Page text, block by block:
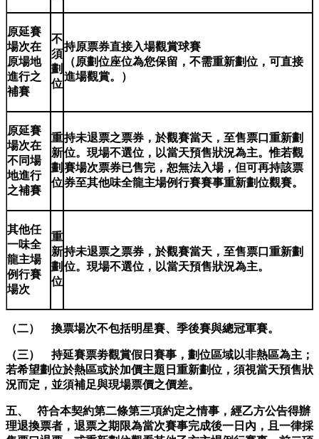
原延賽
場次在
原場地
進行之
補賽
不
須
劃
位
持原票券直接入場觀賞球賽
（原劃位座位為您保留，不需重新劃位，可直接
進場觀賞。）
原延賽
場次在
不同場
地進行
之補賽
重
新
劃
位
持未退票之票券，於觀賽當天，至售票口重新劃
位。現場不選位，以當天預售狀況為主。惟若觀
賽場次票券已售完，恕無法入場，但可再持該票
券至其他味全龍主場例行賽賽事重新劃位觀賽。
其他任
一味全
龍主場
例行賽
場次
重
新
劃
位
持未退票之票券，於觀賽當天，至售票口重新劃
位。現場不選位，以當天預售狀況為主。
（二） 換票場次不包括明星賽、季後賽與總冠軍賽。
（三） 持延賽票劵觀賞假日賽事，劃位區域以非熱區為主；
若希望劃位於熱區或於加價主題日重新劃位，須視當天預售狀
況而定，並須補足與現場票價之價差。
五、 符合本契約第二條第三項約定之情事，經乙方公告得辦
理退換票者，退票之期限為當次賽事完成後一日內，且一律採